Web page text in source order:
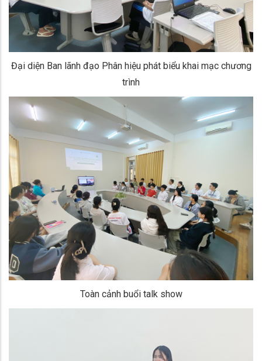
Đại diện Ban lãnh đạo Phân hiệu phát biểu khai mạc chương
trình
Toàn cảnh buổi talk show